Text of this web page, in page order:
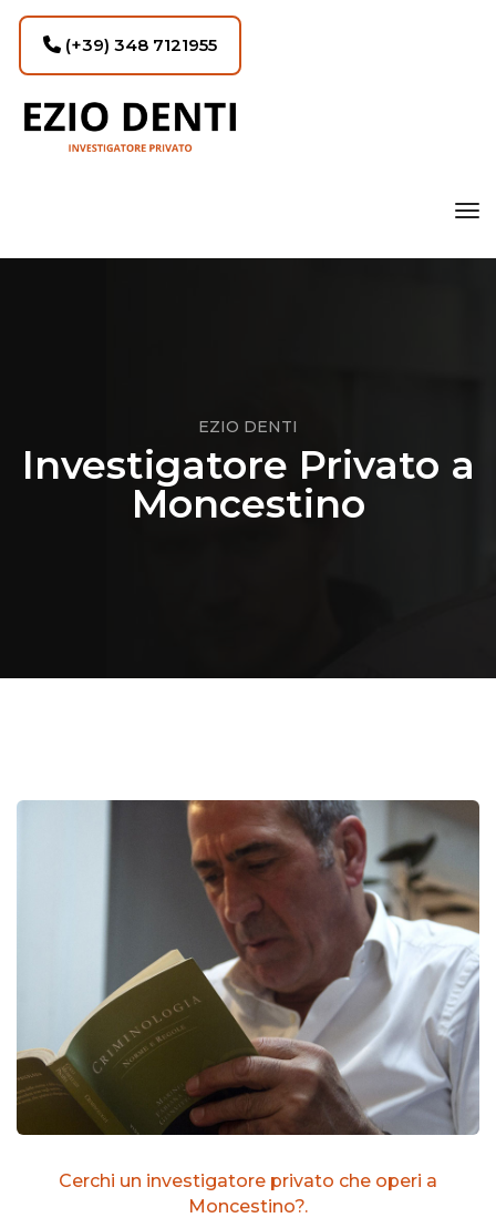
(+39) 348 7121955
EZIO DENTI
Investigatore Privato a
Moncestino
Cerchi un investigatore privato che operi a
Moncestino?.